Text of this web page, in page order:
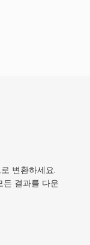
변환하세요.
든 결과를 다운